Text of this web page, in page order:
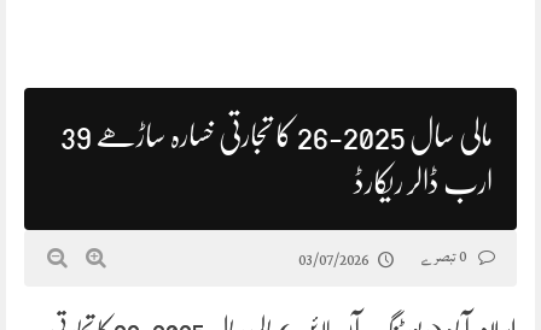
مالی سال 2025-26 کا تجارتی خسارہ ساڑھے 39
ارب ڈالر ریکارڈ
03/07/2026